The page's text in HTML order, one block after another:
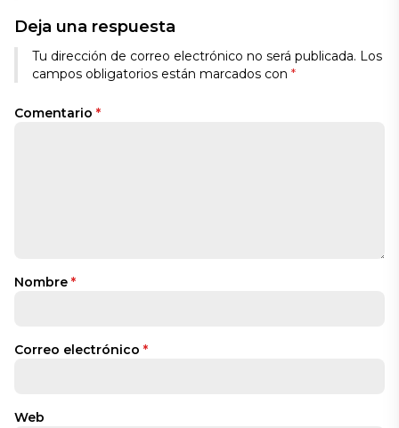
Deja una respuesta
Tu dirección de correo electrónico no será publicada. Los
campos obligatorios están marcados con *
Comentario *
Nombre *
Correo electrónico *
Web